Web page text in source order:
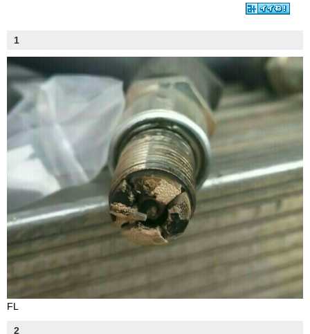
1
FL
2